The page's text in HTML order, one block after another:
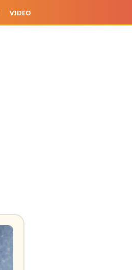
VIDEO